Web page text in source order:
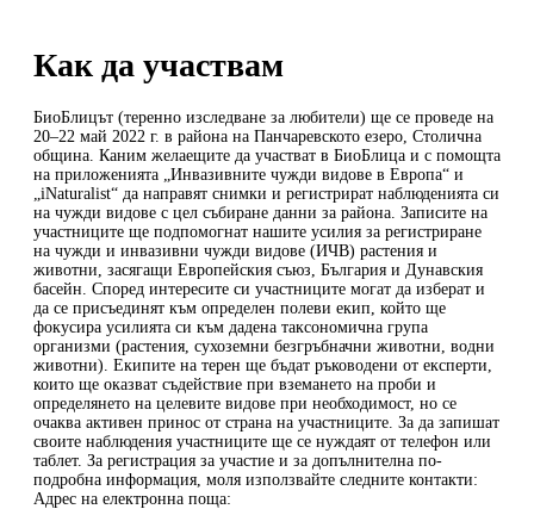
Как да участвам
БиоБлицът (теренно изследване за любители) ще се проведе на
20–22 май 2022 г. в района на Панчаревското езеро, Столична
община. Каним желаещите да участват в БиоБлицa и с помощта
на приложенията „Инвазивните чужди видове в Европа“ и
„iNaturalist“ да направят снимки и регистрират наблюденията си
на чужди видове с цел събиране данни за района. Записите на
участниците ще подпомогнат нашите усилия за регистриране
на чужди и инвазивни чужди видове (ИЧВ) растения и
животни, засягащи Европейския съюз, България и Дунавския
басейн. Според интересите си участниците могат да изберат и
да се присъединят към определен полеви екип, който ще
фокусира усилията си към дадена таксономична група
организми (растения, сухоземни безгръбначни животни, водни
животни). Екипите на терен ще бъдат ръководени от експерти,
които ще оказват съдействие при вземането на проби и
определянето на целевите видове при необходимост, но се
очаква активен принос от страна на участниците. За да запишат
своите наблюдения участниците ще се нуждаят от телефон или
таблет. За регистрация за участие и за допълнителна по-
подробна информация, моля използвайте следните контакти:
Адрес на електронна поща: